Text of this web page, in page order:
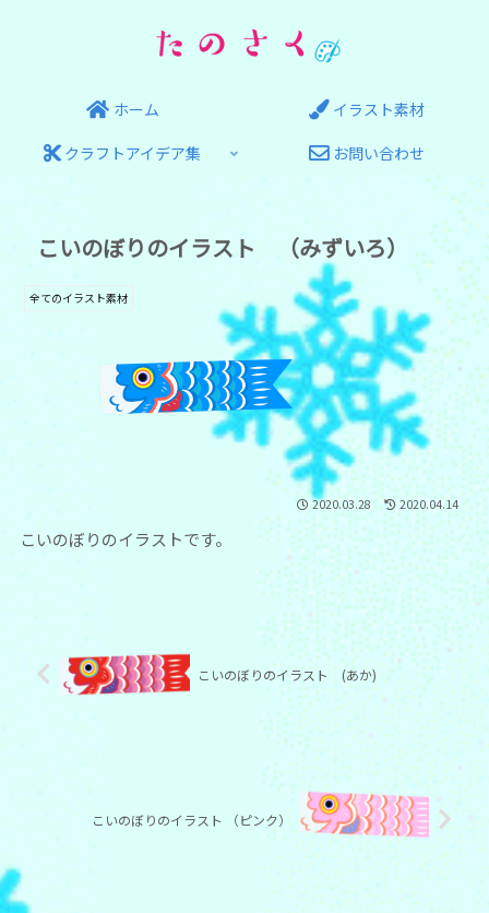
ホーム
イラスト素材
クラフトアイデア集
お問い合わせ
こいのぼりのイラスト （みずいろ）
全てのイラスト素材
2020.03.28 2020.04.14
こいのぼりのイラストです。
こいのぼりのイラスト (あか)
こいのぼりのイラスト （ピンク）